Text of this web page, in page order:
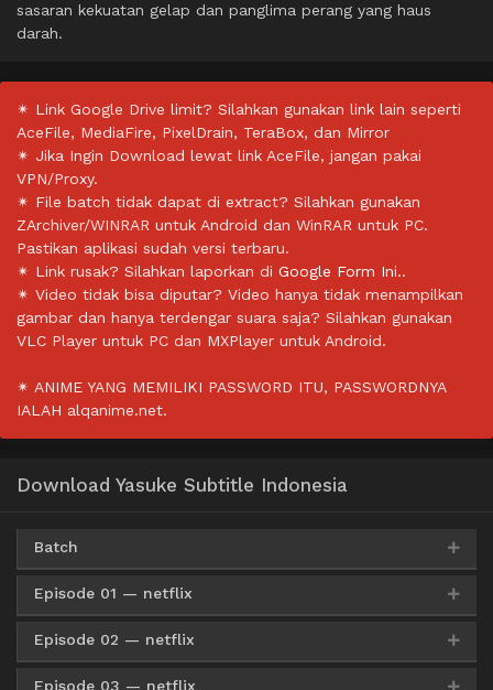
sasaran kekuatan gelap dan panglima perang yang haus
darah.
✴ Link Google Drive limit? Silahkan gunakan link lain seperti
AceFile, MediaFire, PixelDrain, TeraBox, dan Mirror
✴ Jika Ingin Download lewat link AceFile, jangan pakai
VPN/Proxy.
✴ File batch tidak dapat di extract? Silahkan gunakan
ZArchiver/WINRAR untuk Android dan WinRAR untuk PC.
Pastikan aplikasi sudah versi terbaru.
✴ Link rusak? Silahkan laporkan di Google Form Ini..
✴ Video tidak bisa diputar? Video hanya tidak menampilkan
gambar dan hanya terdengar suara saja? Silahkan gunakan
VLC Player untuk PC dan MXPlayer untuk Android.
✴ ANIME YANG MEMILIKI PASSWORD ITU, PASSWORDNYA
IALAH alqanime.net.
Download Yasuke Subtitle Indonesia
Batch
360p
Google Drive
OneDrive
Episode 01 — netflix
360p HxFile MediaFire
Episode 02 — netflix
Episode 03 — netflix